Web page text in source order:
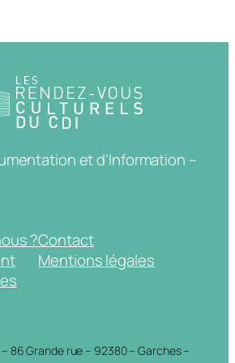
et d'Information –
?Contact
Mentions légales
86 Grande rue – 92380 – Garches –